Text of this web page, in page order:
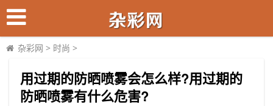
杂彩网 > 时尚 >
​用过期的防晒喷雾会怎么样?用过期的
防晒喷雾有什么危害?